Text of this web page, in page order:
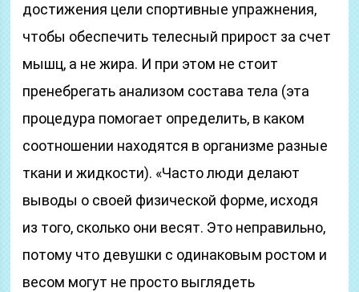
достижения цели спортивные упражнения,
чтобы обеспечить телесный прирост за счет
мышц, а не жира. И при этом не стоит
пренебрегать анализом состава тела (эта
процедура помогает определить, в каком
соотношении находятся в организме разные
ткани и жидкости). «Часто люди делают
выводы о своей физической форме, исходя
из того, сколько они весят. Это неправильно,
потому что девушки с одинаковым ростом и
весом могут не просто выглядеть